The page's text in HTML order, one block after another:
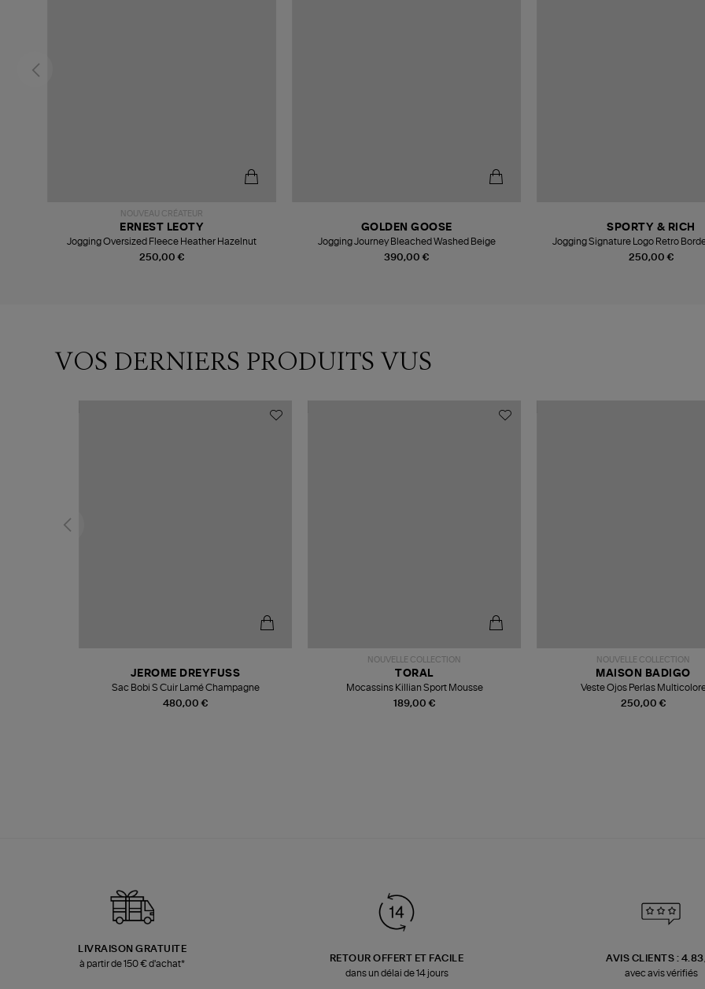
NOUVEAU CRÉATEUR
250,00 €
ERNEST LEOTY
Jogging Oversized Fleece Heather Hazelnut
390,00 €
GOLDEN GOOSE
Jogging Journey Bleached Washed Beige
250,00 €
SPORTY & RICH
Jogging Signature Logo Retro
VOS DERNIERS PRODUITS VUS
480,00 €
JEROME DREYFUSS
Sac Bobi S Cuir Lamé Champagne
NOUVELLE COLLECTION
189,00 €
TORAL
Mocassins Killian Sport Mousse
NOUVELLE COLLECTION
250,00 €
MAISON BADIGO
Veste Ojos Perlas
LIVRAISON GRATUITE
à partir de 150 € d'achat*
RETOUR OFFERT ET FACILE
dans un délai de 14 jours
AVIS CLIENTS :
avec avis vérifiés